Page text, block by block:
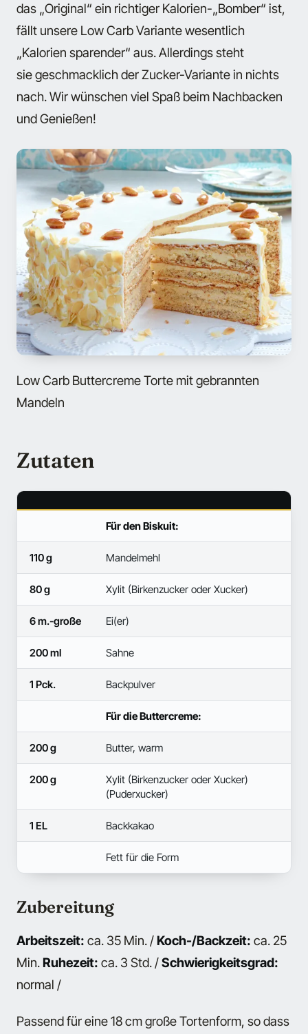
das „Original“ ein richtiger Kalorien-„Bomber“ ist,
fällt unsere Low Carb Variante wesentlich
„Kalorien sparender“ aus. Allerdings steht
sie geschmacklich der Zucker-Variante in nichts
nach. Wir wünschen viel Spaß beim Nachbacken
und Genießen!
Low Carb Buttercreme Torte mit gebrannten
Mandeln
Zutaten
Für den Biskuit:
110 g Mandelmehl
80 g Xylit (Birkenzucker oder Xucker)
6 m.-große Ei(er)
200 ml Sahne
1 Pck. Backpulver
Für die Buttercreme:
200 g Butter, warm
200 g
Xylit (Birkenzucker oder Xucker)
(Puderxucker)
1 EL Backkakao
Fett für die Form
Zubereitung
Arbeitszeit: ca. 35 Min. /Koch-/Backzeit: ca. 25
Min.Ruhezeit: ca. 3 Std. /Schwierigkeitsgrad:
normal /
Passend für eine 18 cm große Tortenform, so dass